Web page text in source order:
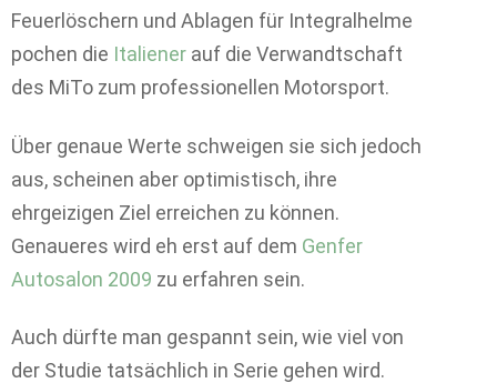
Feuerlöschern und Ablagen für Integralhelme
pochen die Italiener auf die Verwandtschaft
des MiTo zum professionellen Motorsport.
Über genaue Werte schweigen sie sich jedoch
aus, scheinen aber optimistisch, ihre
ehrgeizigen Ziel erreichen zu können.
Genaueres wird eh erst auf dem Genfer
Autosalon 2009 zu erfahren sein.
Auch dürfte man gespannt sein, wie viel von
der Studie tatsächlich in Serie gehen wird.